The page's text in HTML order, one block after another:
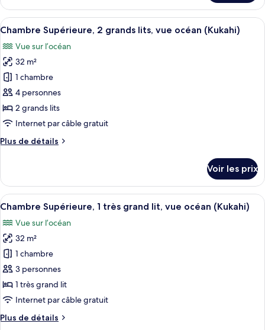
Tower)
grand
lit
1
canapé-
lit,
accès
au
salon
vue
Tower)
le
type
de
Chambre
Club,
très
grand
lit
et
lit,
salon
club,
vue
océan
(Hokupa'a
Afficher
toutes
les
photos
pour
ce
type
de
chambre :
Chambre
grands
lits,
vue
océan
(Kukahi)
Chambre Supérieure, 2 grands lits,
7
Chambre Supérieure, 2 grands lits, vue océan (Kukahi)
Vue sur l’océan
32 m²
1 chambre
4 personnes
2 grands lits
Internet par câble gratuit
Plus de détails
Plus
le
type
de
Chambre
Supérieure,
grands
lits,
vue
océan
(Kukahi)
Voir les prix
Afficher
toutes
les
photos
pour
ce
type
de
chambre :
Chambre
Chambre Supérieure, 1 très grand
6
Chambre Supérieure, 1 très grand lit, vue océan (Kukahi)
Vue sur l’océan
32 m²
1 chambre
3 personnes
1 très grand lit
Internet par câble gratuit
Plus de détails
Plus